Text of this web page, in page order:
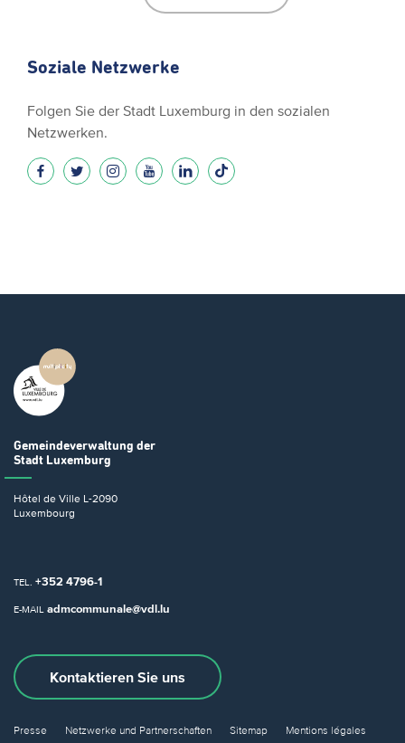
Soziale Netzwerke
Folgen Sie der Stadt Luxemburg in den sozialen
Netzwerken.
Gemeindeverwaltung der
Stadt Luxemburg
Hôtel de Ville L-2090
Luxembourg
TEL. +352 4796-1
E-MAIL admcommunale@vdl.lu
Kontaktieren Sie uns
Presse Netzwerke und Partnerschaften Sitemap
Mentions légales